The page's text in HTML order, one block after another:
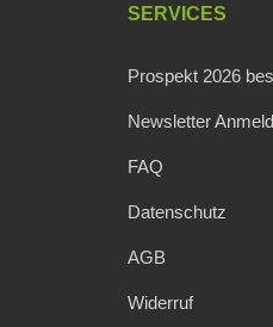
SERVICES
Prospekt 2026
Newsletter
FAQ
Datenschutz
AGB
Widerruf